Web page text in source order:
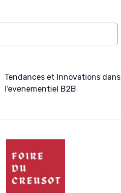
Tendances et Innovations dans
l'evenementiel B2B